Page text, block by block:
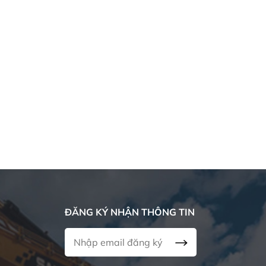
ĐĂNG KÝ NHẬN THÔNG TIN